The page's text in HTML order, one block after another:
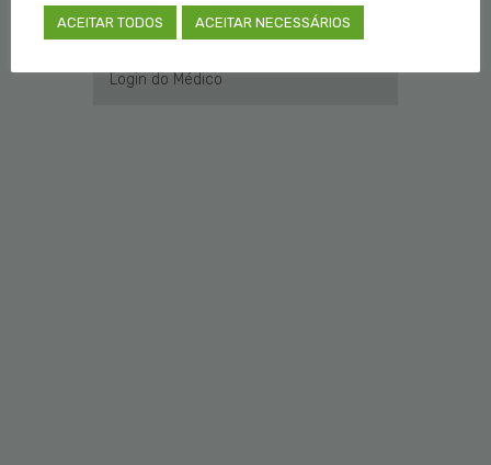
Fale Conosco
Login do Médico
ACEITAR TODOS ACEITAR NECESSÁRIOS